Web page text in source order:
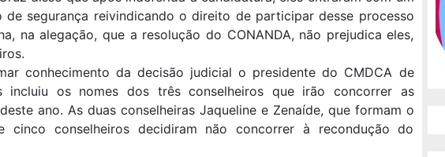
de segurança reivindicando o direito de participar desse processo
na alegação, que a resolução do CONANDA, não prejudica eles,
conhecimento da decisão judicial o presidente do CMDCA de
incluiu os nomes dos três conselheiros que irão concorrer as
ano. As duas conselheiras Jaqueline e Zenaíde, que formam o
cinco conselheiros decidiram não concorrer à recondução do